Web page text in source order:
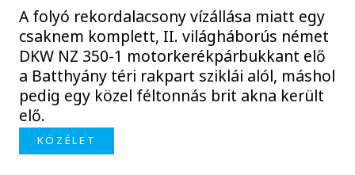
A folyó rekordalacsony vízállása miatt egy
csaknem komplett, II. világháborús német
DKW NZ 350-1 motorkerékpárbukkant elő
a Batthyány téri rakpart sziklái alól, máshol
pedig egy közel féltonnás brit akna került
elő.
KÖZÉLET